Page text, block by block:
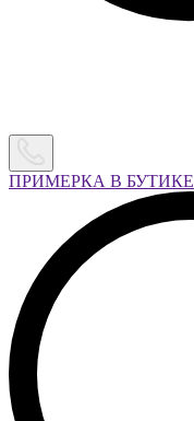
ПРИМЕРКА В БУТИКЕ